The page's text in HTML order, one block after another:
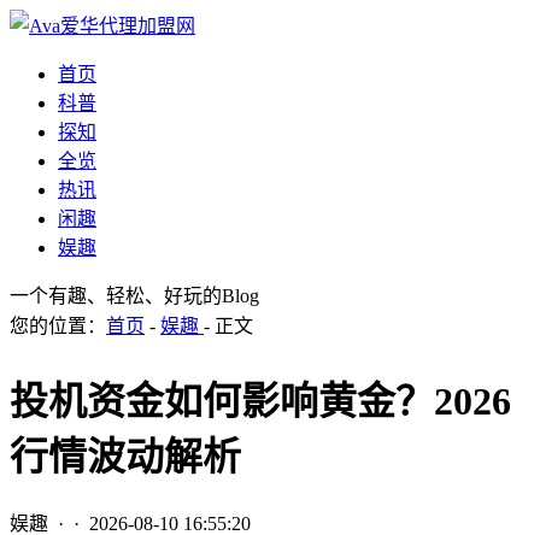
首页
科普
探知
全览
热讯
闲趣
娱趣
一个有趣、轻松、好玩的Blog
您的位置： 首页 - 娱趣 - 正文
投机资金如何影响黄金？2026
行情波动解析
娱趣 · · 2026-08-10 16:55:20